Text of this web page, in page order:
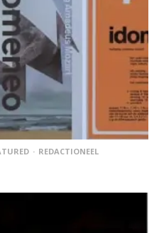
REDACTIONEEL